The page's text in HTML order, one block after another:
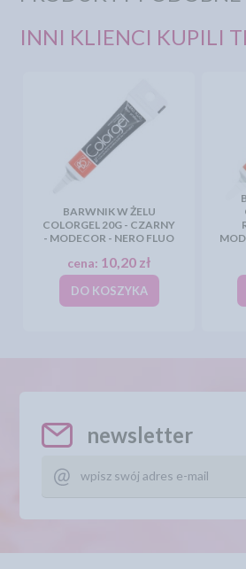
INNI KLIENCI KUPILI
BARWNIK W ŻELU
COLORGEL 20G - CZARNY
- MODECOR - NERO FLUO
cena: 10,20 zł
DO KOSZYKA
newsletter